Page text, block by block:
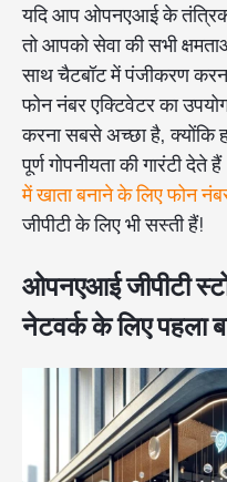
यदि आप ओपनएआई के
तो आपको सेवा की सभी
साथ चैटबॉट में पंजीकरण
फोन नंबर एक्टिवेटर का
करना सबसे अच्छा है, क्योंकि
पूर्ण गोपनीयता की गारंटी
में खाता बनाने के लिए फोन
जीपीटी के लिए भी सस्ती हैं!
ओपनएआई जीपीटी
नेटवर्क के लिए पहला